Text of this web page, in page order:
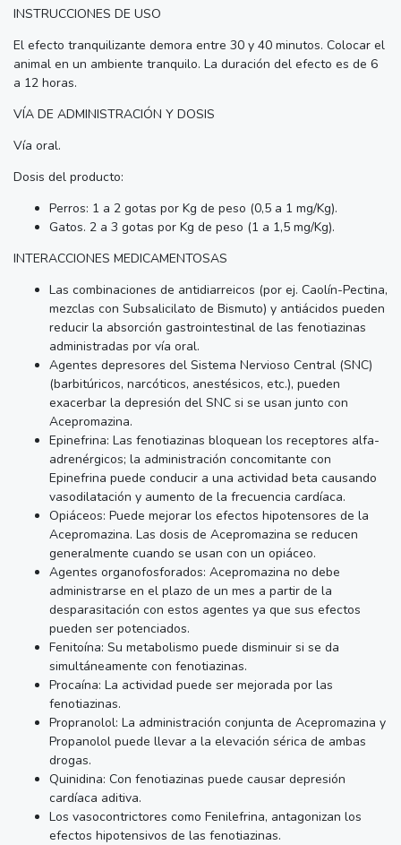
INSTRUCCIONES DE USO
El efecto tranquilizante demora entre 30 y 40 minutos. Colocar el
animal en un ambiente tranquilo. La duración del efecto es de 6
a 12 horas.
VÍA DE ADMINISTRACIÓN Y DOSIS
Vía oral.
Dosis del producto:
Perros: 1 a 2 gotas por Kg de peso (0,5 a 1 mg/Kg).
Gatos. 2 a 3 gotas por Kg de peso (1 a 1,5 mg/Kg).
INTERACCIONES MEDICAMENTOSAS
Las combinaciones de antidiarreicos (por ej. Caolín-Pectina,
mezclas con Subsalicilato de Bismuto) y antiácidos pueden
reducir la absorción gastrointestinal de las fenotiazinas
administradas por vía oral.
Agentes depresores del Sistema Nervioso Central (SNC)
(barbitúricos, narcóticos, anestésicos, etc.), pueden
exacerbar la depresión del SNC si se usan junto con
Acepromazina.
Epinefrina: Las fenotiazinas bloquean los receptores alfa-
adrenérgicos; la administración concomitante con
Epinefrina puede conducir a una actividad beta causando
vasodilatación y aumento de la frecuencia cardíaca.
Opiáceos: Puede mejorar los efectos hipotensores de la
Acepromazina. Las dosis de Acepromazina se reducen
generalmente cuando se usan con un opiáceo.
Agentes organofosforados: Acepromazina no debe
administrarse en el plazo de un mes a partir de la
desparasitación con estos agentes ya que sus efectos
pueden ser potenciados.
Fenitoína: Su metabolismo puede disminuir si se da
simultáneamente con fenotiazinas.
Procaína: La actividad puede ser mejorada por las
fenotiazinas.
Propranolol: La administración conjunta de Acepromazina y
Propanolol puede llevar a la elevación sérica de ambas
drogas.
Quinidina: Con fenotiazinas puede causar depresión
cardíaca aditiva.
Los vasocontrictores como Fenilefrina, antagonizan los
efectos hipotensivos de las fenotiazinas.